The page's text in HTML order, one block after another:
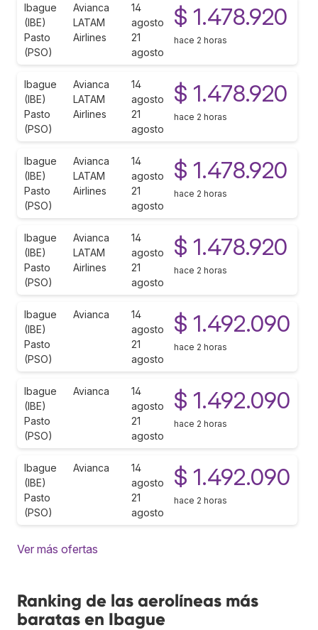
Ibague
(IBE)
Pasto
(PSO)
Avianca
LATAM
Airlines
14
agosto
21
agosto
$ 1.478.920
hace 2 horas
Ibague
(IBE)
Pasto
(PSO)
Avianca
LATAM
Airlines
14
agosto
21
agosto
$ 1.478.920
hace 2 horas
Ibague
(IBE)
Pasto
(PSO)
Avianca
LATAM
Airlines
14
agosto
21
agosto
$ 1.478.920
hace 2 horas
Ibague
(IBE)
Pasto
(PSO)
Avianca
LATAM
Airlines
14
agosto
21
agosto
$ 1.478.920
hace 2 horas
Ibague
(IBE)
Pasto
(PSO)
Avianca
14
agosto
21
agosto
$ 1.492.090
hace 2 horas
Ibague
(IBE)
Pasto
(PSO)
Avianca
14
agosto
21
agosto
$ 1.492.090
hace 2 horas
Ibague
(IBE)
Pasto
(PSO)
Avianca
14
agosto
21
agosto
$ 1.492.090
hace 2 horas
Ver más ofertas
Ranking de las aerolíneas más
baratas en Ibague